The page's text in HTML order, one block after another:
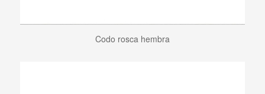
Codo rosca hembra